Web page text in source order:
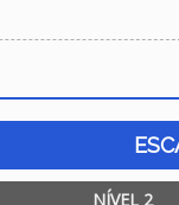
NÍVEL 2